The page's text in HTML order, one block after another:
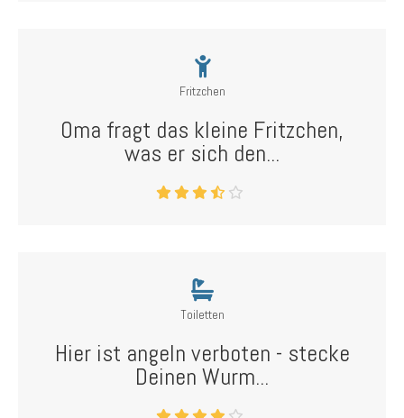
Fritzchen
Oma fragt das kleine Fritzchen,
was er sich den...
Toiletten
Hier ist angeln verboten - stecke
Deinen Wurm...